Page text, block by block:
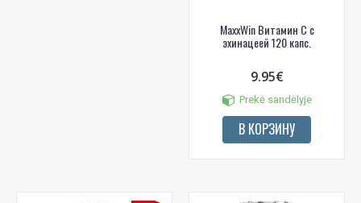
MaxxWin Витамин С с
эхинацеей 120 капс.
9.95€
Prekė sandėlyje
В КОРЗИНУ